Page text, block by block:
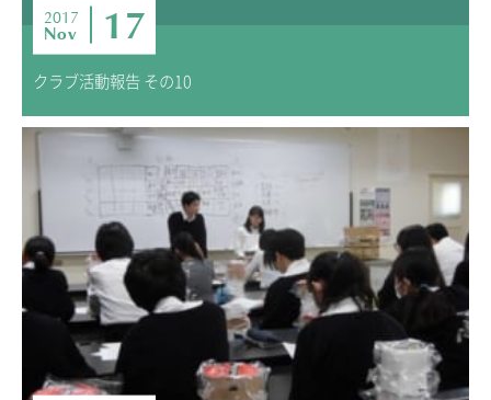
2017
Nov 17
クラブ活動報告 その10